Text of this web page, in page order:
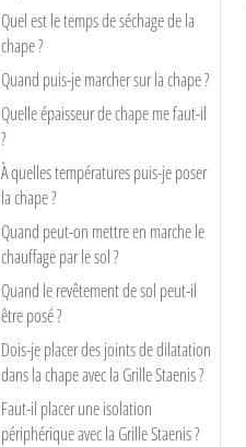
Quel est le temps de séchage de la
chape ?
Quand puis-je marcher sur la chape ?
Quelle épaisseur de chape me faut-il
?
À quelles températures puis-je poser
la chape ?
Quand peut-on mettre en marche le
chauffage par le sol ?
Quand le revêtement de sol peut-il
être posé ?
Dois-je placer des joints de dilatation
dans la chape avec la Grille Staenis ?
Faut-il placer une isolation
périphérique avec la Grille Staenis ?